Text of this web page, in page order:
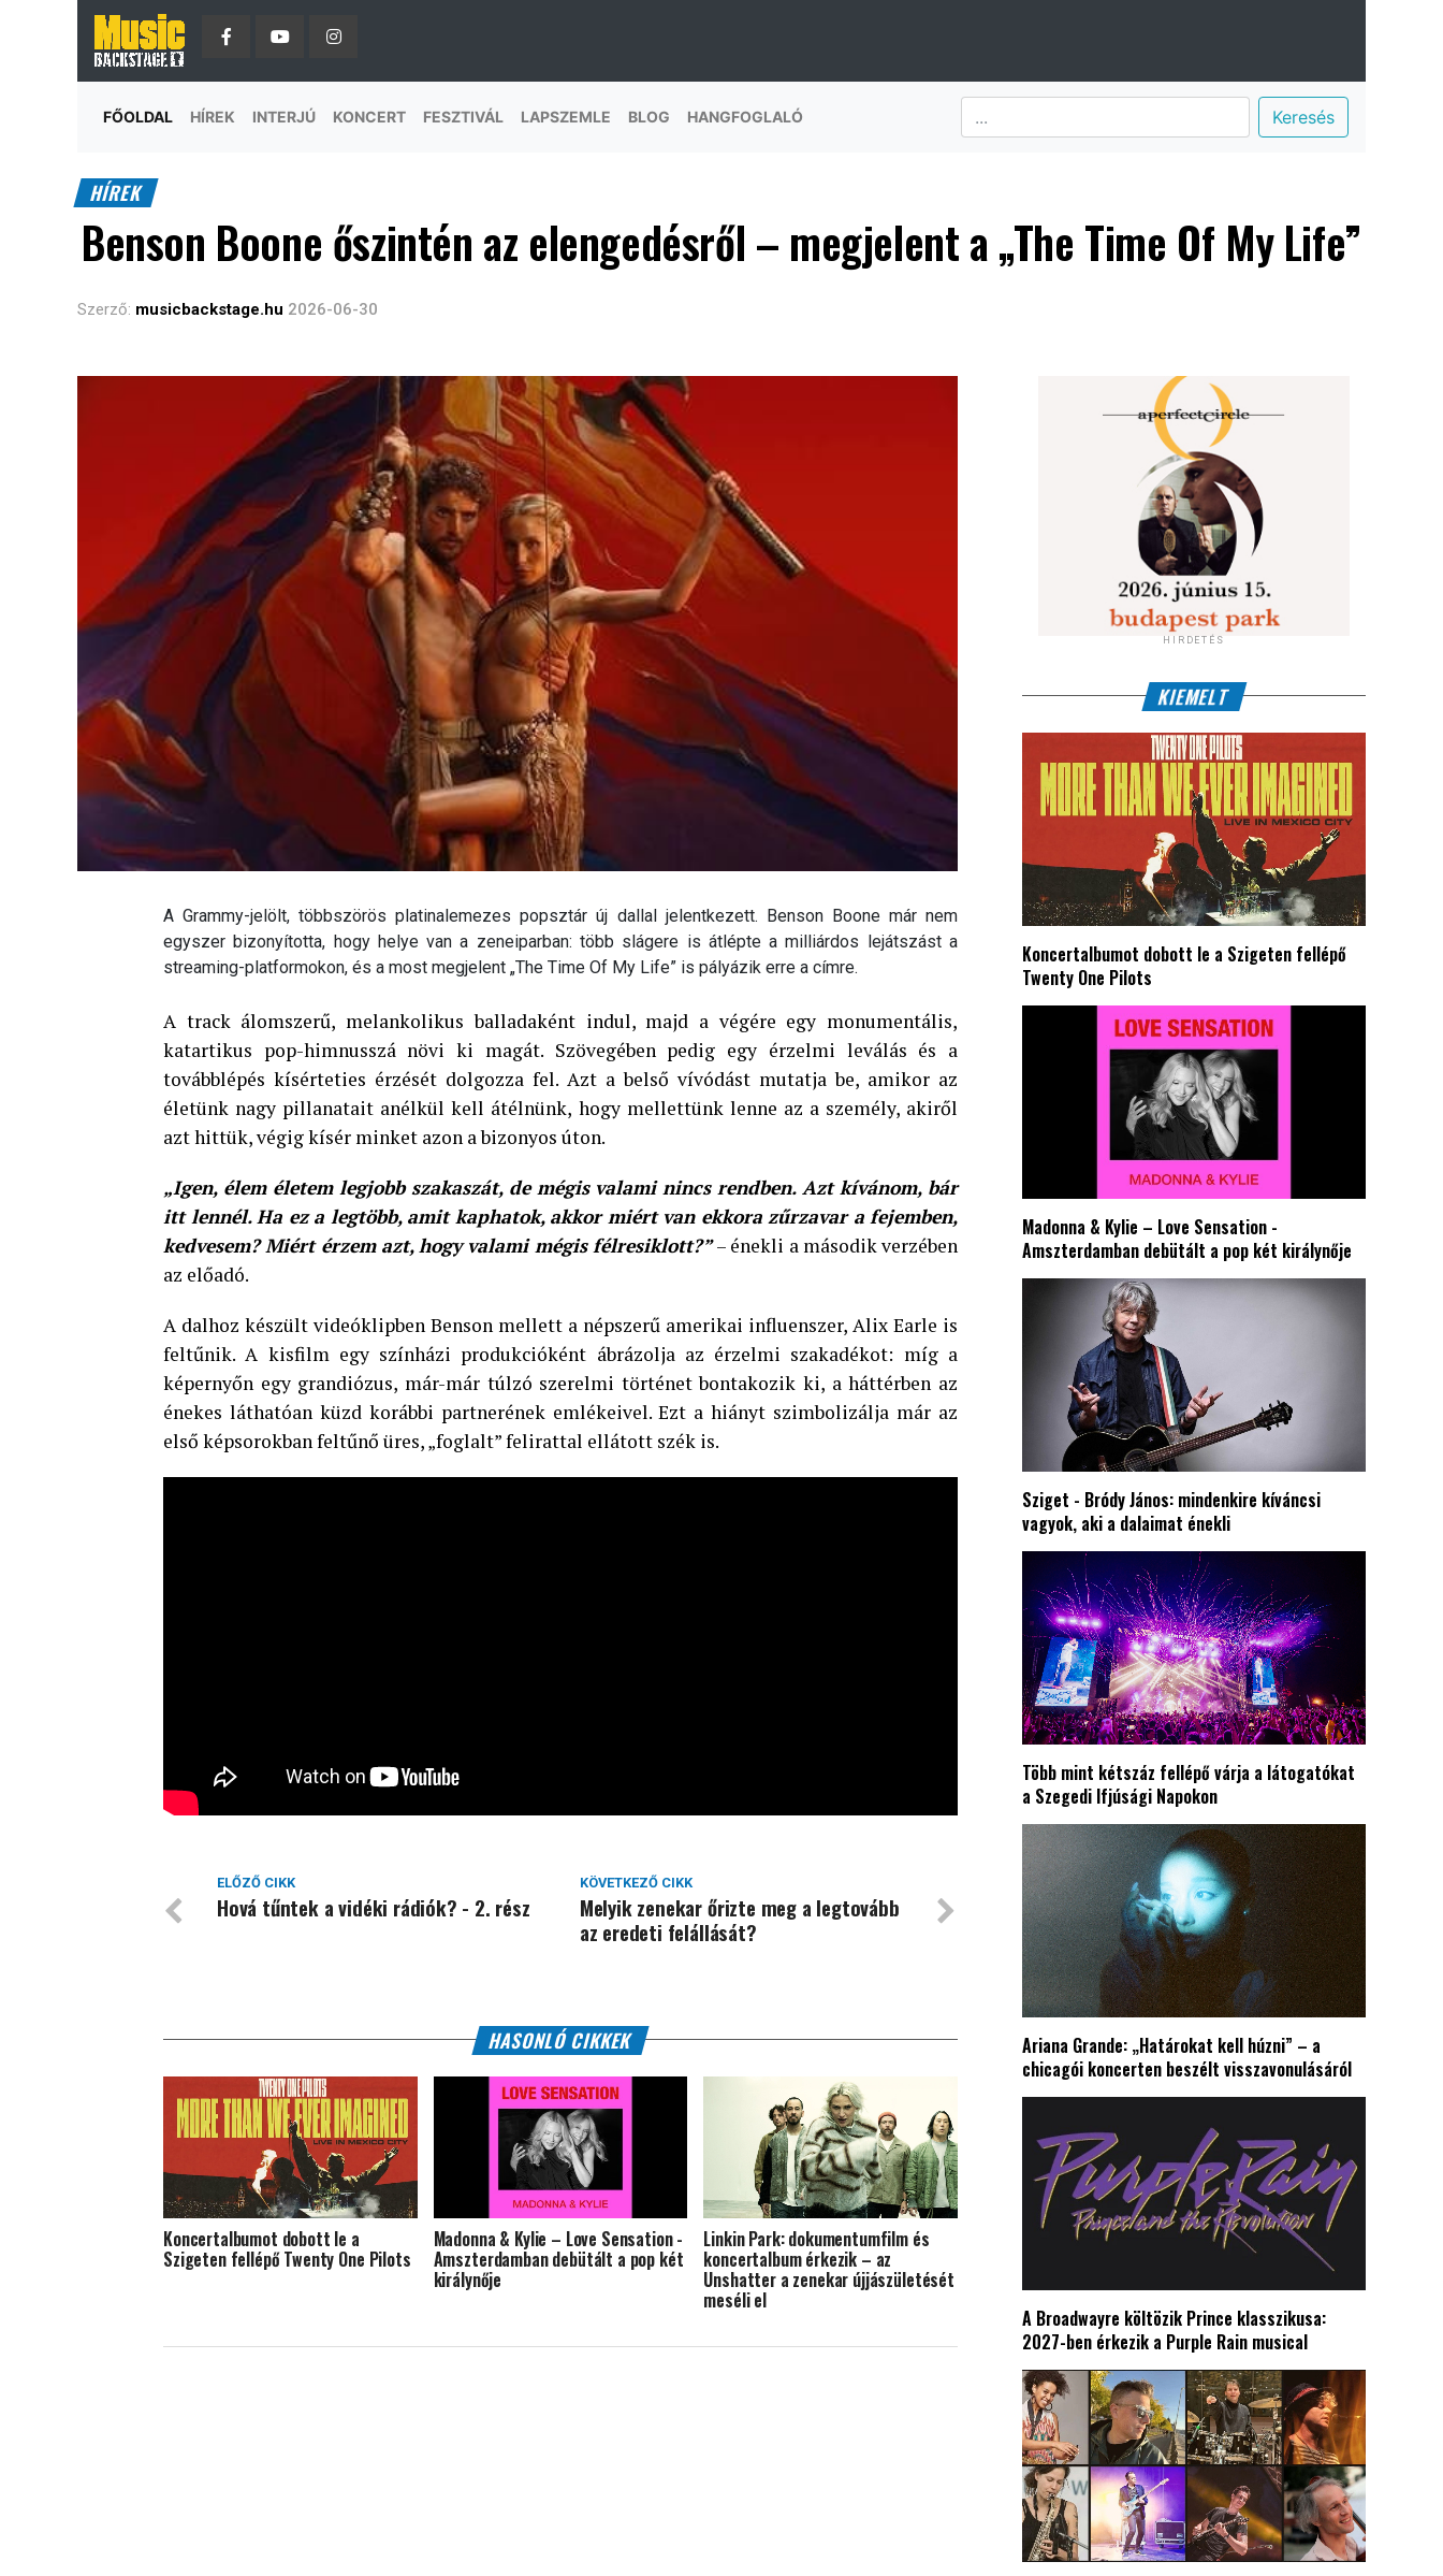
FŐOLDAL HÍREK INTERJÚ KONCERT FESZTIVÁL LAPSZEMLE BLOG HANGFOGLALÓ Keresés
HÍREK
Benson Boone őszintén az elengedésről – megjelent a „The Time Of My Life”
Szerző: musicbackstage.hu 2026-06-30
A Grammy-jelölt, többszörös platinalemezes popsztár új dallal jelentkezett. Benson Boone már nem
egyszer bizonyította, hogy helye van a zeneiparban: több slágere is átlépte a milliárdos lejátszást a
streaming-platformokon, és a most megjelent „The Time Of My Life” is pályázik erre a címre.
A track álomszerű, melankolikus balladaként indul, majd a végére egy monumentális,
katartikus pop-himnusszá növi ki magát. Szövegében pedig egy érzelmi leválás és a
továbblépés kísérteties érzését dolgozza fel. Azt a belső vívódást mutatja be, amikor az
életünk nagy pillanatait anélkül kell átélnünk, hogy mellettünk lenne az a személy, akiről
azt hittük, végig kísér minket azon a bizonyos úton.
„Igen, élem életem legjobb szakaszát, de mégis valami nincs rendben. Azt kívánom, bár
itt lennél. Ha ez a legtöbb, amit kaphatok, akkor miért van ekkora zűrzavar a fejemben,
kedvesem? Miért érzem azt, hogy valami mégis félresiklott?”– énekli a második verzében
az előadó.
A dalhoz készült videóklipben Benson mellett a népszerű amerikai influenszer, Alix Earle is
feltűnik. A kisfilm egy színházi produkcióként ábrázolja az érzelmi szakadékot: míg a
képernyőn egy grandiózus, már-már túlzó szerelmi történet bontakozik ki, a háttérben az
énekes láthatóan küzd korábbi partnerének emlékeivel. Ezt a hiányt szimbolizálja már az
első képsorokban feltűnő üres, „foglalt” felirattal ellátott szék is.
KÖVETKEZŐ CIKK
Melyik zenekar őrizte meg a legtovább
az eredeti felállását?
ELŐZŐ CIKK
Hová tűntek a vidéki rádiók? - 2. rész
HASONLÓ CIKKEK
Koncertalbumot dobott le a
Szigeten fellépő Twenty One Pilots
Madonna & Kylie – Love Sensation -
Amszterdamban debütált a pop két
királynője
Linkin Park: dokumentumfilm és
koncertalbum érkezik – az
Unshatter a zenekar újjászületését
meséli el
HIRDETÉS
KIEMELT
Koncertalbumot dobott le a Szigeten fellépő
Twenty One Pilots
Madonna & Kylie – Love Sensation -
Amszterdamban debütált a pop két királynője
Sziget - Bródy János: mindenkire kíváncsi
vagyok, aki a dalaimat énekli
Több mint kétszáz fellépő várja a látogatókat
a Szegedi Ifjúsági Napokon
Ariana Grande: „Határokat kell húzni” – a
chicagói koncerten beszélt visszavonulásáról
A Broadwayre költözik Prince klasszikusa:
2027-ben érkezik a Purple Rain musical